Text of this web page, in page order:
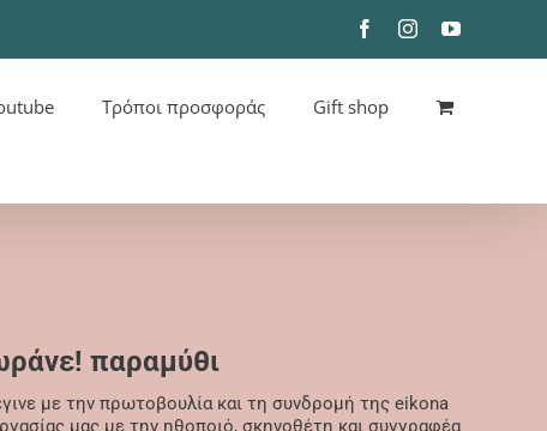
FacebookInstagramYouTube
Τρόποι προσφοράς Gift shop
παραμύθι
με την πρωτοβουλία και τη συνδρομή της eikona
μας με την ηθοποιό, σκηνοθέτη και συγγραφέα